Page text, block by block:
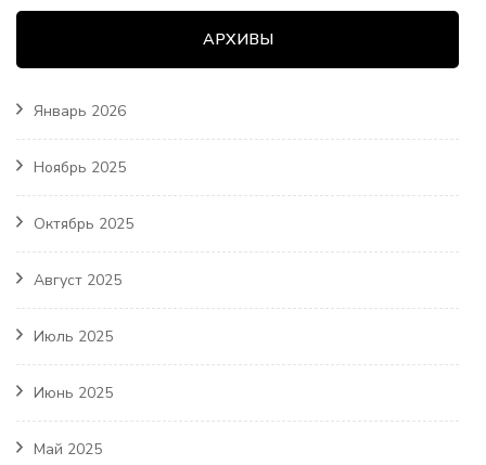
АРХИВЫ
Январь 2026
Ноябрь 2025
Октябрь 2025
Август 2025
Июль 2025
Июнь 2025
Май 2025